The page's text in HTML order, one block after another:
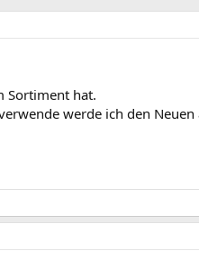
Sortiment hat.
werde ich den